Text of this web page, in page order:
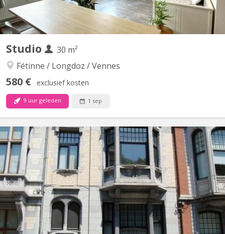
Studio
30 m²
Fétinne / Longdoz / Vennes
580 € exclusief kosten
9 uur geleden 1 sep
KL 16098
Studio privatif lumineux (mais frais) entièrement équipé dans une
collocation calme avec 2 étudiantes (uniquement hall d'entrée
avec porte sécurisée par une clé à code et pièce sanitaire
supplémentaire en commun) situé au premier étage d'une
ancienne maison de maître dans un quartier calme, mais...